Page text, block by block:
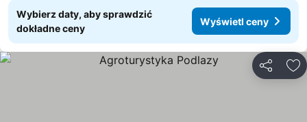
Wybierz daty, aby sprawdzić
dokładne ceny
Wyświetl ceny